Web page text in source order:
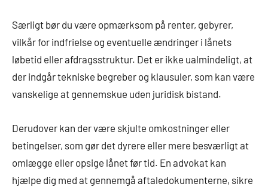
Særligt bør du være opmærksom på renter, gebyrer,
vilkår for indfrielse og eventuelle ændringer i lånets
løbetid eller afdragsstruktur. Det er ikke ualmindeligt, at
der indgår tekniske begreber og klausuler, som kan være
vanskelige at gennemskue uden juridisk bistand.
Derudover kan der være skjulte omkostninger eller
betingelser, som gør det dyrere eller mere besværligt at
omlægge eller opsige lånet før tid. En advokat kan
hjælpe dig med at gennemgå aftaledokumenterne, sikre